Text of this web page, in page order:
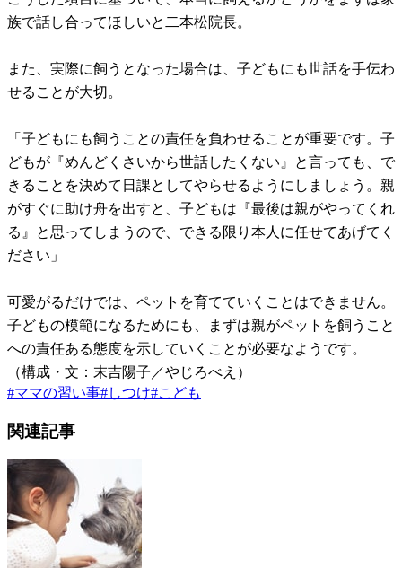
族で話し合ってほしいと二本松院長。
また、実際に飼うとなった場合は、子どもにも世話を手伝わ
せることが大切。
「子どもにも飼うことの責任を負わせることが重要です。子
どもが『めんどくさいから世話したくない』と言っても、で
きることを決めて日課としてやらせるようにしましょう。親
がすぐに助け舟を出すと、子どもは『最後は親がやってくれ
る』と思ってしまうので、できる限り本人に任せてあげてく
ださい」
可愛がるだけでは、ペットを育てていくことはできません。
子どもの模範になるためにも、まずは親がペットを飼うこと
への責任ある態度を示していくことが必要なようです。
（構成・文：末吉陽子／やじろべえ）
#ママの習い事#しつけ#こども
関連記事